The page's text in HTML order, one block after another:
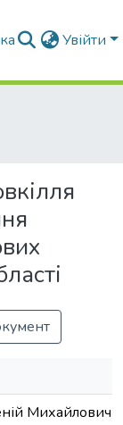
Увійти
Михайлович